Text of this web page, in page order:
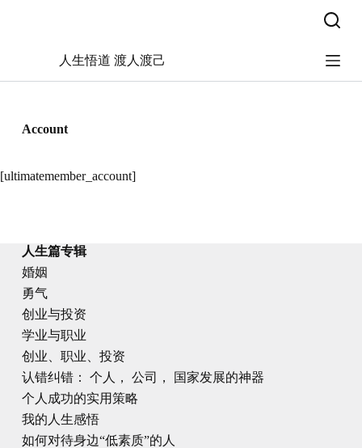
人生悟道 渡人渡己
Account
[ultimatemember_account]
人生篇专辑
婚姻
勇气
创业与投资
学业与职业
创业、职业、投资
认错纠错： 个人， 公司， 国家发展的神器
个人成功的实用策略
我的人生感悟
如何对待身边“低素质”的人